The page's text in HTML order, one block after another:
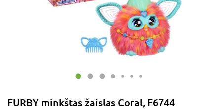
FURBY minkštas žaislas Coral, F6744